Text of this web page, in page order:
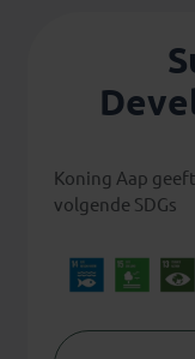
Koning Aap
volgende SDGs